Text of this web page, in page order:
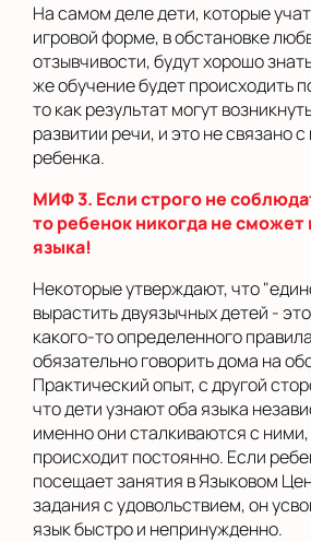
На самом деле дети, которые
игровой форме, в обстановке
отзывчивости, будут хорошо
же обучение будет происходить
то как результат могут
развитии речи, и это не связано
ребенка.
МИФ 3. Если строго не
то ребенок никогда не сможет
языка!
Некоторые утверждают, что
вырастить двуязычных детей -
какого-то определенного
обязательно говорить дома на
Практический опыт, с другой
что дети узнают оба языка
именно они сталкиваются с
происходит постоянно. Если
посещает занятия в Языковом
задания с удовольствием, он
язык быстро и непринужденно.